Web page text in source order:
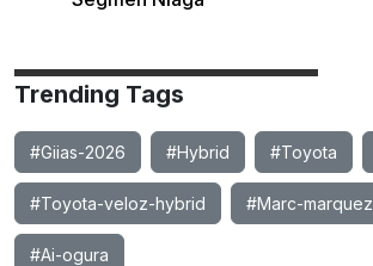
Trending Tags
#Giias-2026 #Hybrid #Toyota
#Toyota-veloz-hybrid #Marc-marquez
#Ai-ogura